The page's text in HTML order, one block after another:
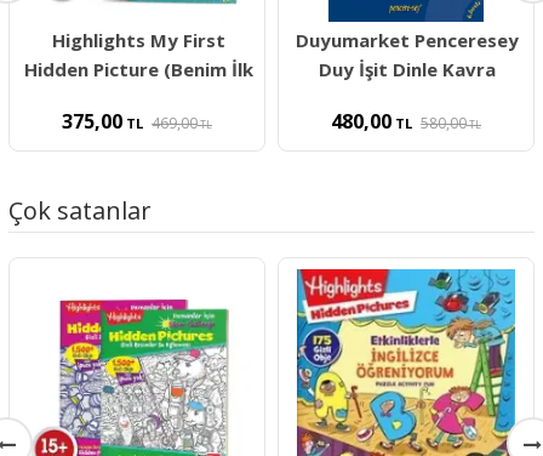
Highlights My First
Hidden Picture (Benim İlk
375,00 TL 469,00TL
Duyumarket Penceresey
Duy İşit Dinle Kavra
480,00 TL 580,00TL
Çok satanlar